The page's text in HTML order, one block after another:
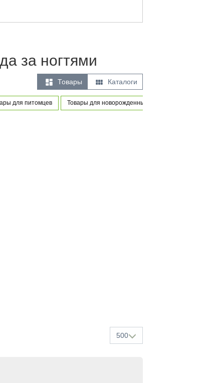
за ногтями
 Товары  Каталоги
для питомцев Товары для новорожденных и маленьких детей
500